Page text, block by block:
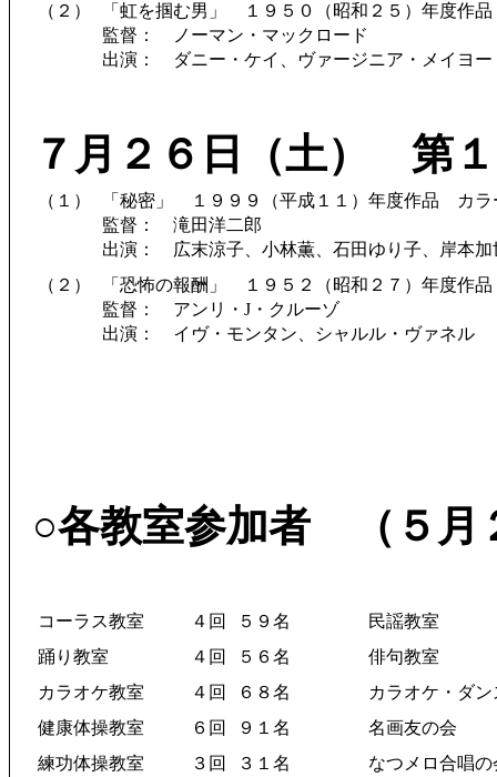
（２）
「虹を掴む男」 １９５０（昭和２５）年度作
監督： ノーマン・マックロード
出演： ダニー・ケイ、ヴァージニア・メイヨー
７月２６日（土） 第
（１）
「秘密」 １９９９（平成１１）年度作品 カラ
監督： 滝田洋二郎
出演： 広末涼子、小林薫、石田ゆり子、岸本加
（２）
「恐怖の報酬」 １９５２（昭和２７）年度作
監督： アンリ・J・クルーゾ
出演： イヴ・モンタン、シャルル・ヴァネル
○各教室参加者 （５月
コーラス教室 ４回 ５９名
民謡教室
踊り教室
４回 ５６名
俳句教室
カラオケ教室
４回 ６８名
カラオケ・ダ
健康体操教室
６回 ９１名
名画友の会
練功体操教室
３回 ３１名
なつメロ合唱の